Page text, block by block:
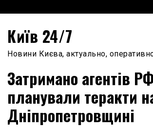
to
Київ 24/7
Новини Києва, актуально,
Затримано агентів
планували теракти
Дніпропетровщині